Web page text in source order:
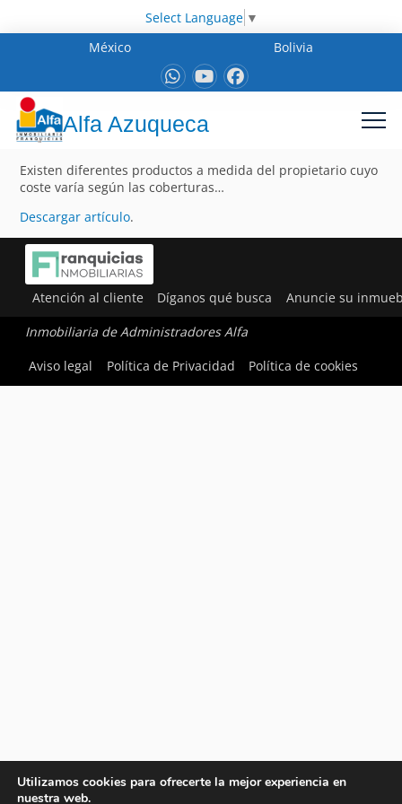
Select Language ▼
México
Bolivia
Alfa Azuqueca
Existen diferentes productos a medida del propietario cuyo
coste varía según las coberturas…
Descargar artículo.
Atención al cliente Díganos qué busca Anuncie su
Inmobiliaria de Administradores Alfa
Aviso legal
Política de Privacidad Política de cookies
Utilizamos cookies para ofrecerte la mejor experiencia en
nuestra web.